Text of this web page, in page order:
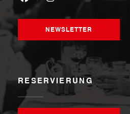
Facebook ((öffnet ein
Instagram
NEWSLETTER
RESERVIERUNG